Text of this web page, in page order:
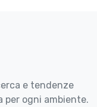
e tendenze
per ogni ambiente.